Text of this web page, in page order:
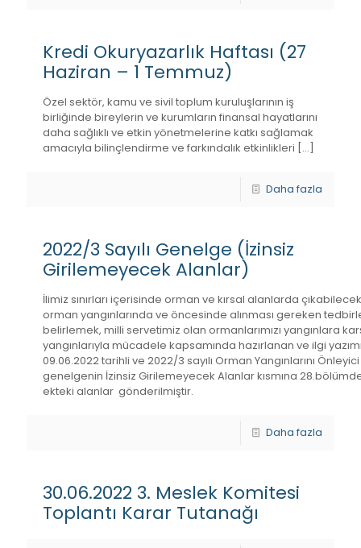
Kredi Okuryazarlık Haftası (27
Haziran – 1 Temmuz)
Özel sektör, kamu ve sivil toplum kuruluşlarının iş
birliğinde bireylerin ve kurumların finansal hayatlarını
daha sağlıklı ve etkin yönetmelerine katkı sağlamak
amacıyla bilinçlendirme ve farkındalık etkinlikleri […]
Daha fazla
2022/3 Sayılı Genelge (İzinsiz
Girilemeyecek Alanlar)
İlimiz sınırları içerisinde orman ve kırsal alanlarda
orman yangınlarında ve öncesinde alınması gereken
belirlemek, milli servetimiz olan ormanlarımızı yangınlara
yangınlarıyla mücadele kapsamında hazırlanan ve ilgi
09.06.2022 tarihli ve 2022/3 sayılı Orman Yangınlarını
genelgenin İzinsiz Girilemeyecek Alanlar kısmına
ekteki alanlar gönderilmiştir.
Daha fazla
30.06.2022 3. Meslek Komitesi
Toplantı Karar Tutanağı